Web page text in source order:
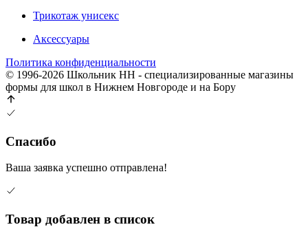
Трикотаж унисекс
Аксессуары
Политика конфиденциальности
© 1996-2026 Школьник НН - специализированные магазины
формы для школ в Нижнем Новгороде и на Бору
Спасибо
Ваша заявка успешно отправлена!
Товар добавлен в список